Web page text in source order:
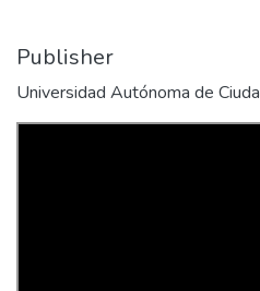
Publisher
Universidad Autónoma de